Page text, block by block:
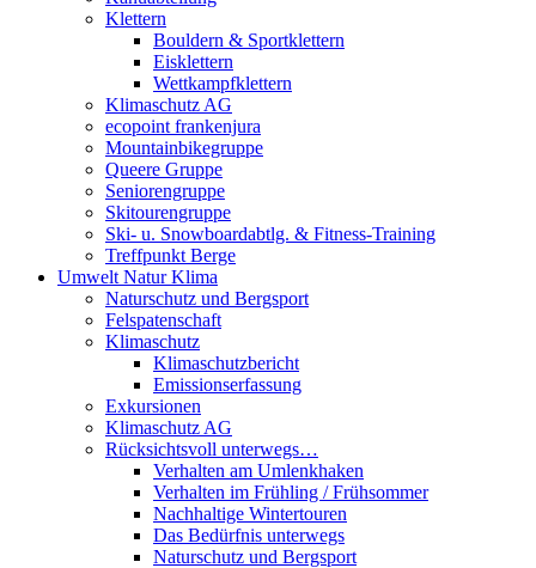
Klettern
Bouldern & Sportklettern
Eisklettern
Wettkampfklettern
Klimaschutz AG
ecopoint frankenjura
Mountainbikegruppe
Queere Gruppe
Seniorengruppe
Skitourengruppe
Ski- u. Snowboardabtlg. & Fitness-Training
Treffpunkt Berge
Umwelt Natur Klima
Naturschutz und Bergsport
Felspatenschaft
Klimaschutz
Klimaschutzbericht
Emissionserfassung
Exkursionen
Klimaschutz AG
Rücksichtsvoll unterwegs…
Verhalten am Umlenkhaken
Verhalten im Frühling / Frühsommer
Nachhaltige Wintertouren
Das Bedürfnis unterwegs
Naturschutz und Bergsport